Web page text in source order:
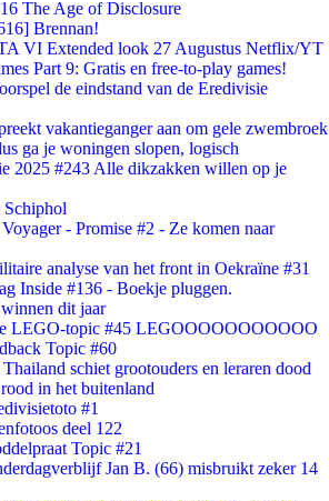
The Age of Disclosure
Brennan!
VI Extended look 27 Augustus Netflix/YT
Part 9: Gratis en free-to-play games!
de eindstand van de Eredivisie
vakantieganger aan om gele zwembroek
ga je woningen slopen, logisch
2025 #243 Alle dikzakken willen op je
Schiphol
- Promise #2 - Ze komen naar
analyse van het front in Oekraïne #31
Inside #136 - Boekje pluggen.
dit jaar
LEGO-topic #45 LEGOOOOOOOOOOO
Topic #60
schiet grootouders en leraren dood
in het buitenland
#1
deel 122
Topic #21
Jan B. (66) misbruikt zeker 14